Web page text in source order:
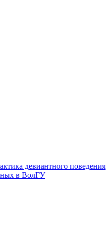
девиантного поведения
в ВолГУ